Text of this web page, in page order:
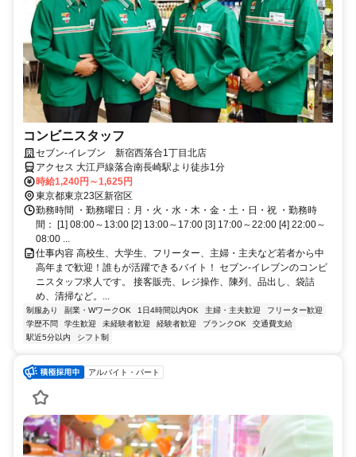
コンビニスタッフ
セブン-イレブン 新宿西落合1丁目北店
アクセス 大江戸線落合南長崎駅より徒歩1分
時給1,240円～1,625円
東京都東京23区新宿区
勤務時間 ・勤務曜日：月・火・水・木・金・土・日・祝 ・勤務時
間： [1] 08:00～13:00 [2] 13:00～17:00 [3] 17:00～22:00 [4] 22:00～
08:00 ...
仕事内容 高校生、大学生、フリーター、主婦・主夫など若者から中
高年まで歓迎！誰もが活躍できるバイト！ セブン-イレブンのコンビ
ニスタッフ求人です。 接客販売、レジ操作、陳列、品出し、袋詰
め、清掃など。...
制服あり 副業・WワークOK 1日4時間以内OK 主婦・主夫歓迎
フリーター歓迎
学歴不問
学生歓迎 未経験者歓迎 経験者歓迎 ブランクOK
交通費支給
駅近5分以内
シフト制
アルバイト・パート